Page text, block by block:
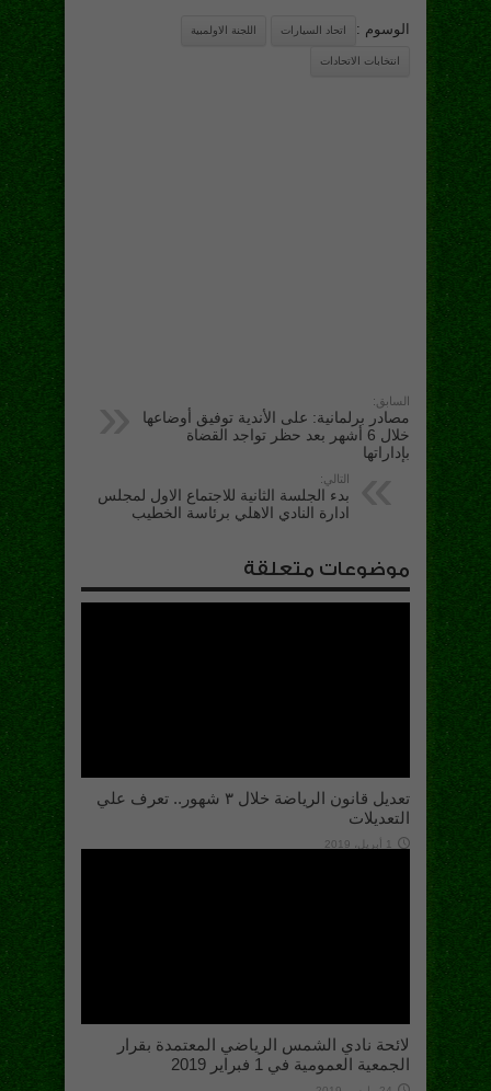
الوسوم : اتحاد السيارات اللجنة الاولمبية
انتخابات الاتحادات
السابق:
مصادر برلمانية: على الأندية توفيق أوضاعها
خلال 6 أشهر بعد حظر تواجد القضاة
بإداراتها
التالي:
بدء الجلسة الثانية للاجتماع الاول لمجلس
ادارة النادي الاهلي برئاسة الخطيب
موضوعات متعلقة
تعديل قانون الرياضة خلال ٣ شهور.. تعرف علي
التعديلات
1 أبريل، 2019
لائحة نادي الشمس الرياضي المعتمدة بقرار
الجمعية العمومية في 1 فبراير 2019